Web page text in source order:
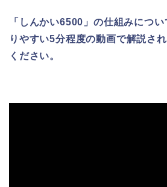
「しんかい6500」の仕組みにつ
りやすい5分程度の動画で解説さ
ください。